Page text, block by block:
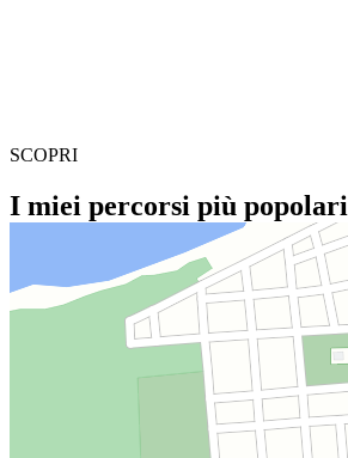
SCOPRI
I miei percorsi più popolari